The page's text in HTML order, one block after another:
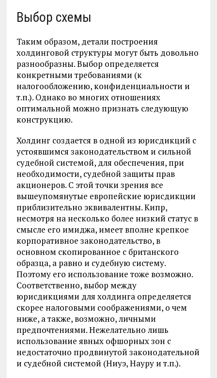
Выбор схемы
Таким образом, детали построения
холдинговой структуры могут быть довольно
разнообразны. Выбор определяется
конкретными требованиями (к
налогообложению, конфиденциальности и
т.п.). Однако во многих отношениях
оптимальной можно признать следующую
конструкцию.
Холдинг создается в одной из юрисдикций с
устоявшимся законодательством и сильной
судебной системой, для обеспечения, при
необходимости, судебной защиты прав
акционеров. С этой точки зрения все
вышеупомянутые европейские юрисдикции
приблизительно эквивалентны. Кипр,
несмотря на несколько более низкий статус в
смысле его имиджа, имеет вполне крепкое
корпоративное законодательство, в
основном скопированное с британского
образца, а равно и судебную систему.
Поэтому его использование тоже возможно.
Соответственно, выбор между
юрисдикциями для холдинга определяется
скорее налоговыми соображениями, о чем
ниже, а также, возможно, личными
предпочтениями. Нежелательно лишь
использование явных офшорных зон с
недостаточно продвинутой законодательной
и судебной системой (Ниуэ, Науру и т.п.).